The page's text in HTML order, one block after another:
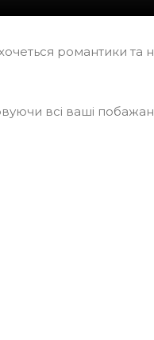
романтики та
всі ваші